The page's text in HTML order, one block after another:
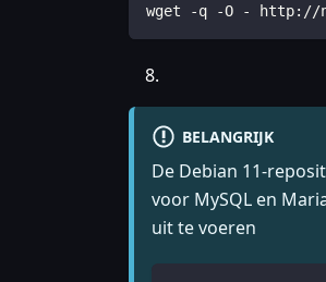
wget -q -O - http://
BELANGRIJK
De Debian 11-
voor MySQL en
uit te voeren